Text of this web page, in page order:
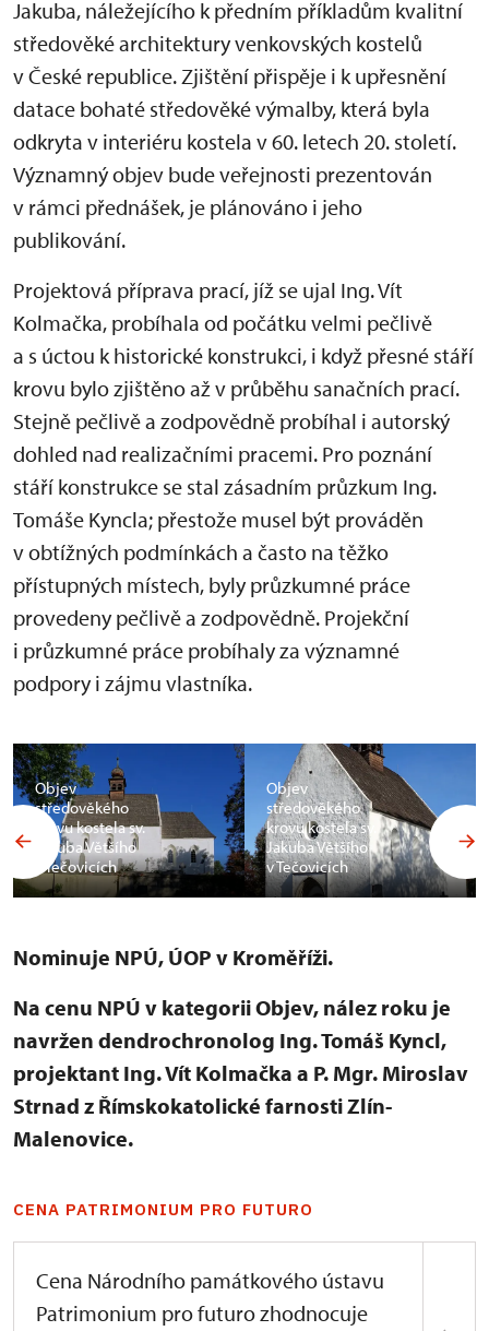
Jakuba, náležejícího k předním příkladům kvalitní
středověké architektury venkovských kostelů
v České republice. Zjištění přispěje i k upřesnění
datace bohaté středověké výmalby, která byla
odkryta v interiéru kostela v 60. letech 20. století.
Významný objev bude veřejnosti prezentován
v rámci přednášek, je plánováno i jeho
publikování.
Projektová příprava prací, jíž se ujal Ing. Vít
Kolmačka, probíhala od počátku velmi pečlivě
a s úctou k historické konstrukci, i když přesné stáří
krovu bylo zjištěno až v průběhu sanačních prací.
Stejně pečlivě a zodpovědně probíhal i autorský
dohled nad realizačními pracemi. Pro poznání
stáří konstrukce se stal zásadním průzkum Ing.
Tomáše Kyncla; přestože musel být prováděn
v obtížných podmínkách a často na těžko
přístupných místech, byly průzkumné práce
provedeny pečlivě a zodpovědně. Projekční
i průzkumné práce probíhaly za významné
podpory i zájmu vlastníka.
Objev
středověkého
krovu kostela sv.
Jakuba Většího
v Tečovicích
Objev
středověkého
krovu kostela sv.
Jakuba Většího
v Tečovicích
Nominuje NPÚ, ÚOP v Kroměříži.
Na cenu NPÚ v kategorii Objev, nález roku je
navržen dendrochronolog Ing. Tomáš Kyncl,
projektant Ing. Vít Kolmačka a P. Mgr. Miroslav
Strnad z Římskokatolické farnosti Zlín-
Malenovice.
CENA PATRIMONIUM PRO FUTURO
Cena Národního památkového ústavu
Patrimonium pro futuro zhodnocuje